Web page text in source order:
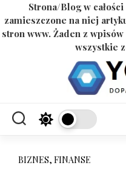
Strona/Blog w
zamieszczone na niej
stron www. Żaden z
wszystkie
BIZNES, FINANSE